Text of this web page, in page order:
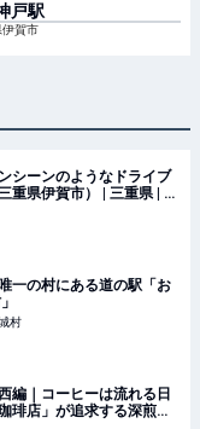
戸駅
伊賀市
シーンのようなドライブ
県伊賀市） | 三重県 | ト
一の村にある道の駅「お
村
編｜コーヒーは流れる日
琲店」が追求する深煎